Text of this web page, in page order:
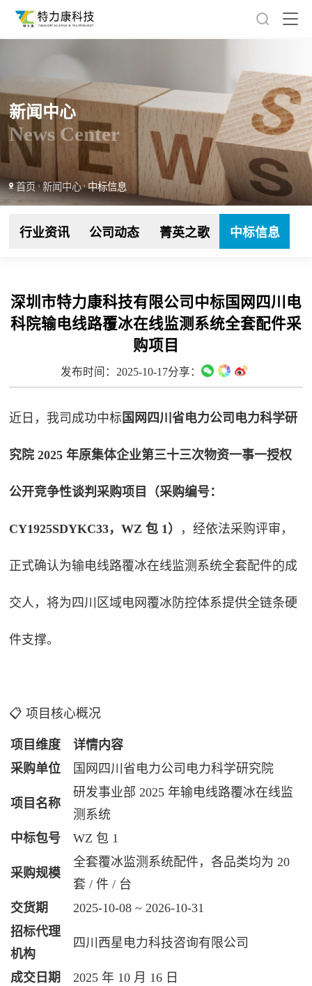
新闻中心
News Center
首页 新闻中心 中标信息
行业资讯 公司动态 菁英之歌 中标信息
深圳市特力康科技有限公司中标国网四川电
科院输电线路覆冰在线监测系统全套配件采
购项目
发布时间：2025-10-17分享：
近日，我司成功中标国网四川省电力公司电力科学研
究院 2025 年原集体企业第三十三次物资一事一授权
公开竞争性谈判采购项目（采购编号：
CY1925SDYKC33，WZ 包 1） ，经依法采购评审，
正式确认为输电线路覆冰在线监测系统全套配件的成
交人，将为四川区域电网覆冰防控体系提供全链条硬
件支撑。
📋 项目核心概况
项目维度
详情内容
采购单位
国网四川省电力公司电力科学研究院
项目名称
研发事业部 2025 年输电线路覆冰在线监
测系统
中标包号
WZ 包 1
采购规模
全套覆冰监测系统配件，各品类均为 20
套 / 件 / 台
交货期
2025-10-08 ~ 2026-10-31
招标代理
机构
四川西星电力科技咨询有限公司
成交日期 2025 年 10 月 16 日